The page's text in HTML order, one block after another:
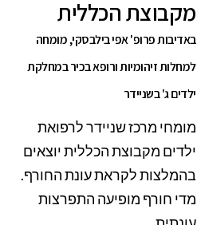
מקבוצת הכללית
באדיבות פרופ' אפי בילבסקי, מומחה
למחלות זיהומיות ורופא בכיר במחלקת
ילדים ג' בשניידר
מומחי מרכז שניידר לרפואת
ילדים מקבוצת הכללית יוצאים
בהמלצות לקראת עונת החורף.
מדי חורף מופיעה התפרצות